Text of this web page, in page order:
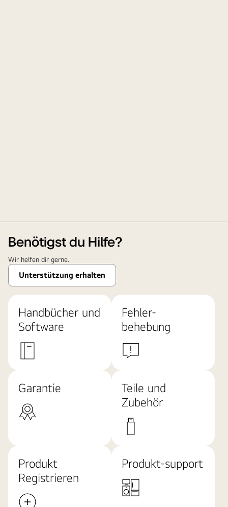
Benötigst du Hilfe?
Wir helfen dir gerne.
Unterstützung erhalten
Handbücher und
Software
Fehler-
behebung
Garantie
Teile und
Zubehör
Produkt
Registrieren
Produkt-support